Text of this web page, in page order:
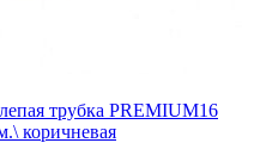
трубка PREMIUM16
коричневая